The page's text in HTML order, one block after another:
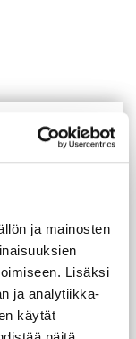
ja mainosten
Lisäksi
ja analytiikka-
käytät
120 mm 2K
/kpl